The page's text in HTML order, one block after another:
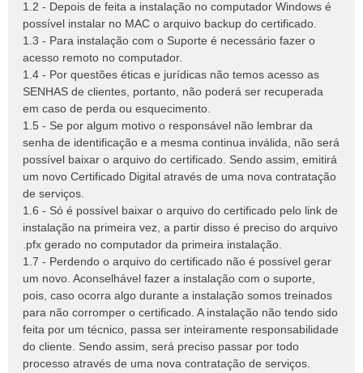
1.2 - Depois de feita a instalação no computador Windows é
possível instalar no MAC o arquivo backup do certificado.
1.3 - Para instalação com o Suporte é necessário fazer o
acesso remoto no computador.
1.4 - Por questões éticas e jurídicas não temos acesso as
SENHAS de clientes, portanto, não poderá ser recuperada
em caso de perda ou esquecimento.
1.5 - Se por algum motivo o responsável não lembrar da
senha de identificação e a mesma continua inválida, não será
possível baixar o arquivo do certificado. Sendo assim, emitirá
um novo Certificado Digital através de uma nova contratação
de serviços.
1.6 - Só é possível baixar o arquivo do certificado pelo link de
instalação na primeira vez, a partir disso é preciso do arquivo
.pfx gerado no computador da primeira instalação.
1.7 - Perdendo o arquivo do certificado não é possível gerar
um novo. Aconselhável fazer a instalação com o suporte,
pois, caso ocorra algo durante a instalação somos treinados
para não corromper o certificado. A instalação não tendo sido
feita por um técnico, passa ser inteiramente responsabilidade
do cliente. Sendo assim, será preciso passar por todo
processo através de uma nova contratação de serviços.